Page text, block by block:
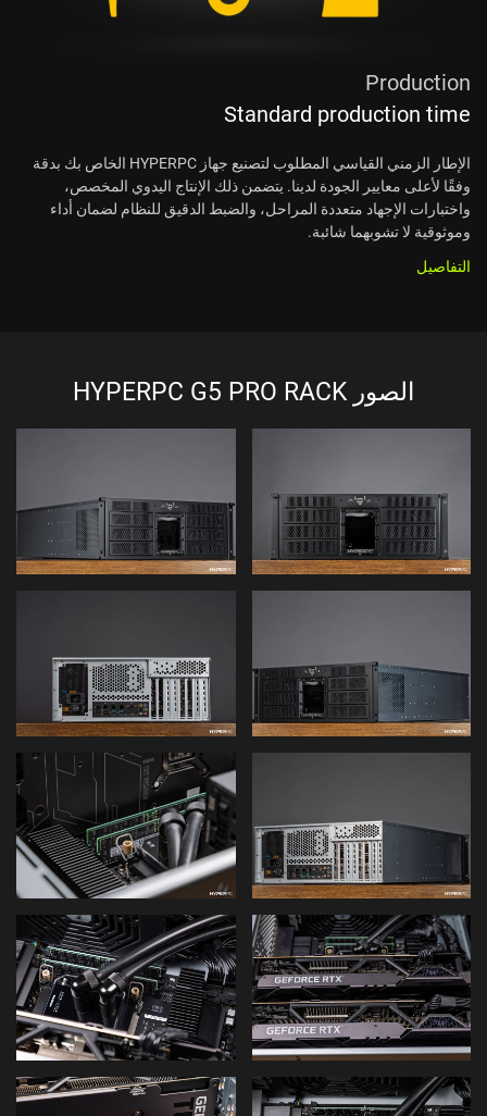
Production
Standard production time
الإطار الزمني القياسي المطلوب لتصنيع جهاز HYPERPC الخاص بك بدقة
وفقًا لأعلى معايير الجودة لدينا. يتضمن ذلك الإنتاج اليدوي المخصص،
واختبارات الإجهاد متعددة المراحل، والضبط الدقيق للنظام لضمان أداء
وموثوقية لا تشوبهما شائبة.
التفاصيل
الصور HYPERPC G5 PRO RACK